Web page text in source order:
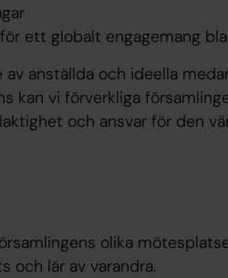
ett globalt engagemang
anställda och ideella
kan vi förverkliga
och ansvar för den
olika
och lär av varandra.